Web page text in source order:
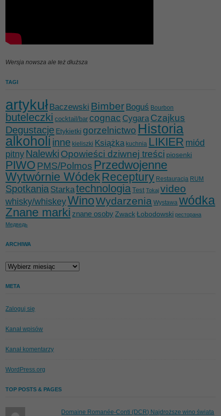
Wersja nowsza ale też dłuższa
TAGI
artykułBaczewski Bimber Boguś Bourbon
buteleczki cocktail/bar cognac Cygara Czajkus
Degustacje Etykietki gorzelnictwo Historia
alkoholi inne kieliszki Książka kuchnia LIKIER miód
pitny Nalewki Opowieści dziwnej treści piosenki
PIWO PMS/Polmos Przedwojenne
Wytwórnie WódekReceptury Restauracja RUM
Spotkania Starkatechnologia Test Tokaj video
whisky/whiskeyWinoWydarzenia Wystawa wódka
Znane marki znane osoby Zwack Łobodowski ресторана
Медведь
ARCHIWA
Archiwa
META
Zaloguj się
Kanał wpisów
Kanał komentarzy
WordPress.org
TOP POSTS & PAGES
Domaine Romanée-Conti (DCR) Najdroższe wino świata